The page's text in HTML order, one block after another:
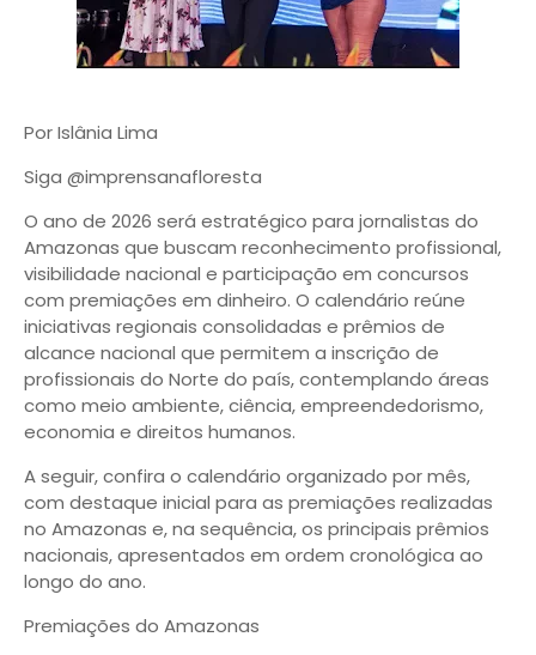
Por Islânia Lima
Siga @imprensanafloresta
O ano de 2026 será estratégico para jornalistas do
Amazonas que buscam reconhecimento profissional,
visibilidade nacional e participação em concursos
com premiações em dinheiro. O calendário reúne
iniciativas regionais consolidadas e prêmios de
alcance nacional que permitem a inscrição de
profissionais do Norte do país, contemplando áreas
como meio ambiente, ciência, empreendedorismo,
economia e direitos humanos.
A seguir, confira o calendário organizado por mês,
com destaque inicial para as premiações realizadas
no Amazonas e, na sequência, os principais prêmios
nacionais, apresentados em ordem cronológica ao
longo do ano.
Premiações do Amazonas